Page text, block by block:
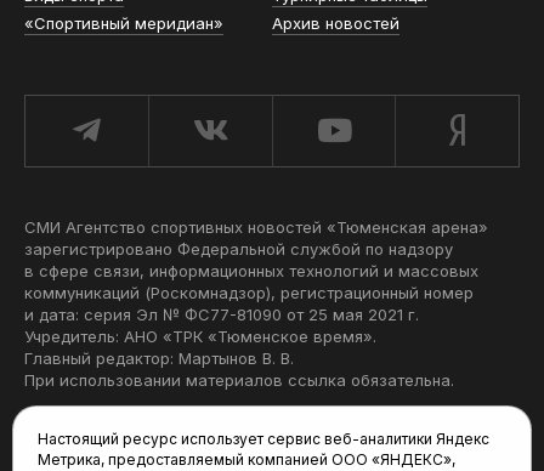
«Спортивный меридиан»
Архив новостей
СМИ Агентство спортивных новостей «Тюменская арена»
зарегистрировано Федеральной службой по надзору
в сфере связи, информационных технологий и массовых
коммуникаций (Роскомнадзор), регистрационный номер
и дата: серия Эл № ФС77-81090 от 25 мая 2021 г.
Учредитель: АНО «ТРК «Тюменское время».
Главный редактор: Мартынов В. В.
При использовании материалов ссылка обязательна.
Настоящий ресурс использует сервис веб-аналитики Яндекс
Метрика, предоставляемый компанией ООО «ЯНДЕКС»,